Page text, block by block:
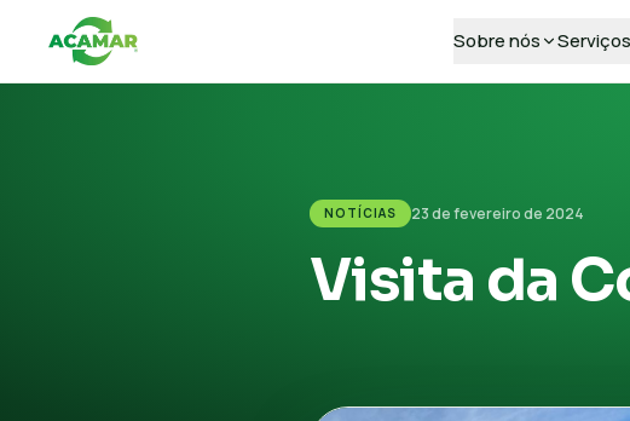
Sobre nós Serviços
NOTÍCIAS 23 de fevereiro de 2024
Visita da